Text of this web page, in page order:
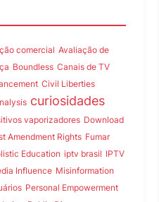
comercial Avaliação de
Boundless Canais de TV
Civil Liberties
curiosidades
vaporizadores Download
Amendment Rights Fumar
Education iptv brasil IPTV
Influence Misinformation
Personal Empowerment